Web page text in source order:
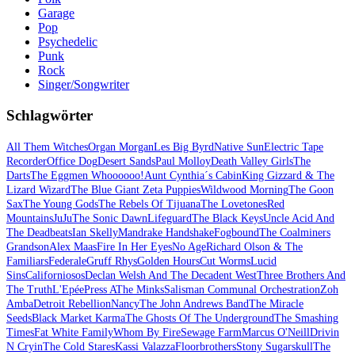
Garage
Pop
Psychedelic
Punk
Rock
Singer/Songwriter
Schlagwörter
All Them WitchesOrgan MorganLes Big ByrdNative SunElectric Tape
RecorderOffice DogDesert SandsPaul MolloyDeath Valley GirlsThe
DartsThe Eggmen Whoooooo! Aunt Cynthia´s CabinKing Gizzard & The
Lizard WizardThe Blue Giant Zeta PuppiesWildwood MorningThe Goon
SaxThe Young GodsThe Rebels Of TijuanaThe LovetonesRed
MountainsJuJuThe Sonic DawnLifeguardThe Black KeysUncle Acid And
The DeadbeatsIan SkellyMandrake HandshakeFogboundThe Coalminers
GrandsonAlex MaasFire In Her EyesNo AgeRichard Olson & The
FamiliarsFederaleGruff RhysGolden HoursCut WormsLucid
SinsCaliforniososDeclan Welsh And The Decadent WestThree Brothers And
The TruthL'EpéePress AThe MinksSalisman Communal OrchestrationZoh
AmbaDetroit RebellionNancyThe John Andrews BandThe Miracle
SeedsBlack Market KarmaThe Ghosts Of The UndergroundThe Smashing
TimesFat White FamilyWhom By FireSewage FarmMarcus O'NeillDrivin
N CryinThe Cold StaresKassi ValazzaFloorbrothersStony SugarskullThe